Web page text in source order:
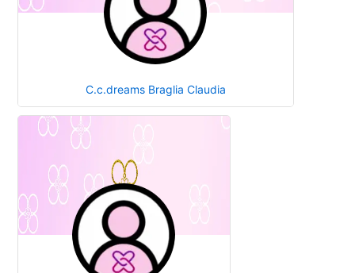
C.c.dreams Braglia Claudia